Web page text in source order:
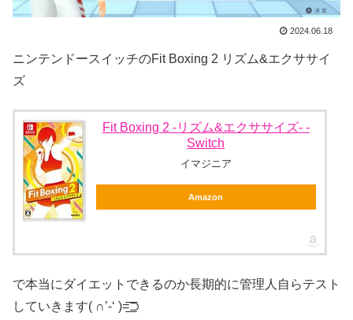
2024.06.18
ニンテンドースイッチのFit Boxing 2 リズム&エクササイ
ズ
Fit Boxing 2 -リズム&エクササイズ- -
Switch
イマジニア
Amazon
で本当にダイエットできるのか長期的に管理人自らテスト
していきます( ∩’-‘ )=͟͟͞͞⊃